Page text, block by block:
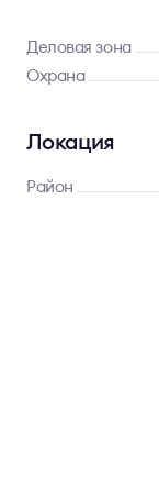
Деловая зона
Охрана
Локация
Район